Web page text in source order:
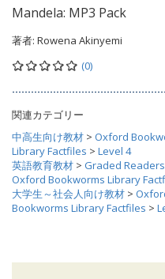
Mandela: MP3 Pack
著者: Rowena Akinyemi
(0)
関連カテゴリー
中高生向け教材 > Oxford
Library Factfiles > Level 4
英語教育教材 > Graded Readers
Oxford Bookworms Library
大学生～社会人向け教材 >
Bookworms Library Factfiles >